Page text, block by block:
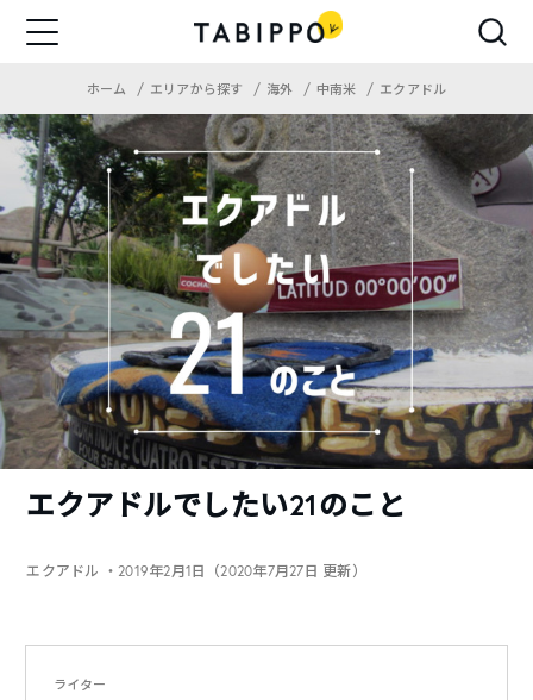
ホーム エリアから探す 海外 中南米 エクアドル
エクアドルでしたい21のこと
エクアドル ・2019年2月1日（2020年7月27日 更新）
ライター